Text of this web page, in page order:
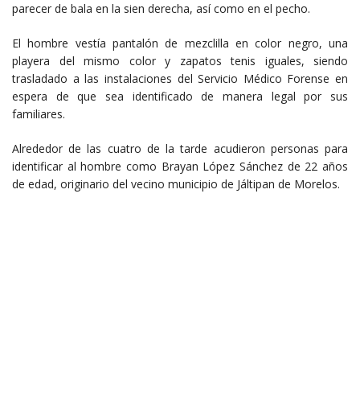
parecer de bala en la sien derecha, así como en el pecho.
El hombre vestía pantalón de mezclilla en color negro, una
playera del mismo color y zapatos tenis iguales, siendo
trasladado a las instalaciones del Servicio Médico Forense en
espera de que sea identificado de manera legal por sus
familiares.
Alrededor de las cuatro de la tarde acudieron personas para
identificar al hombre como Brayan López Sánchez de 22 años
de edad, originario del vecino municipio de Jáltipan de Morelos.